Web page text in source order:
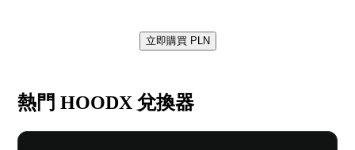
立即購買 PLN
熱門 HOODX 兌換器